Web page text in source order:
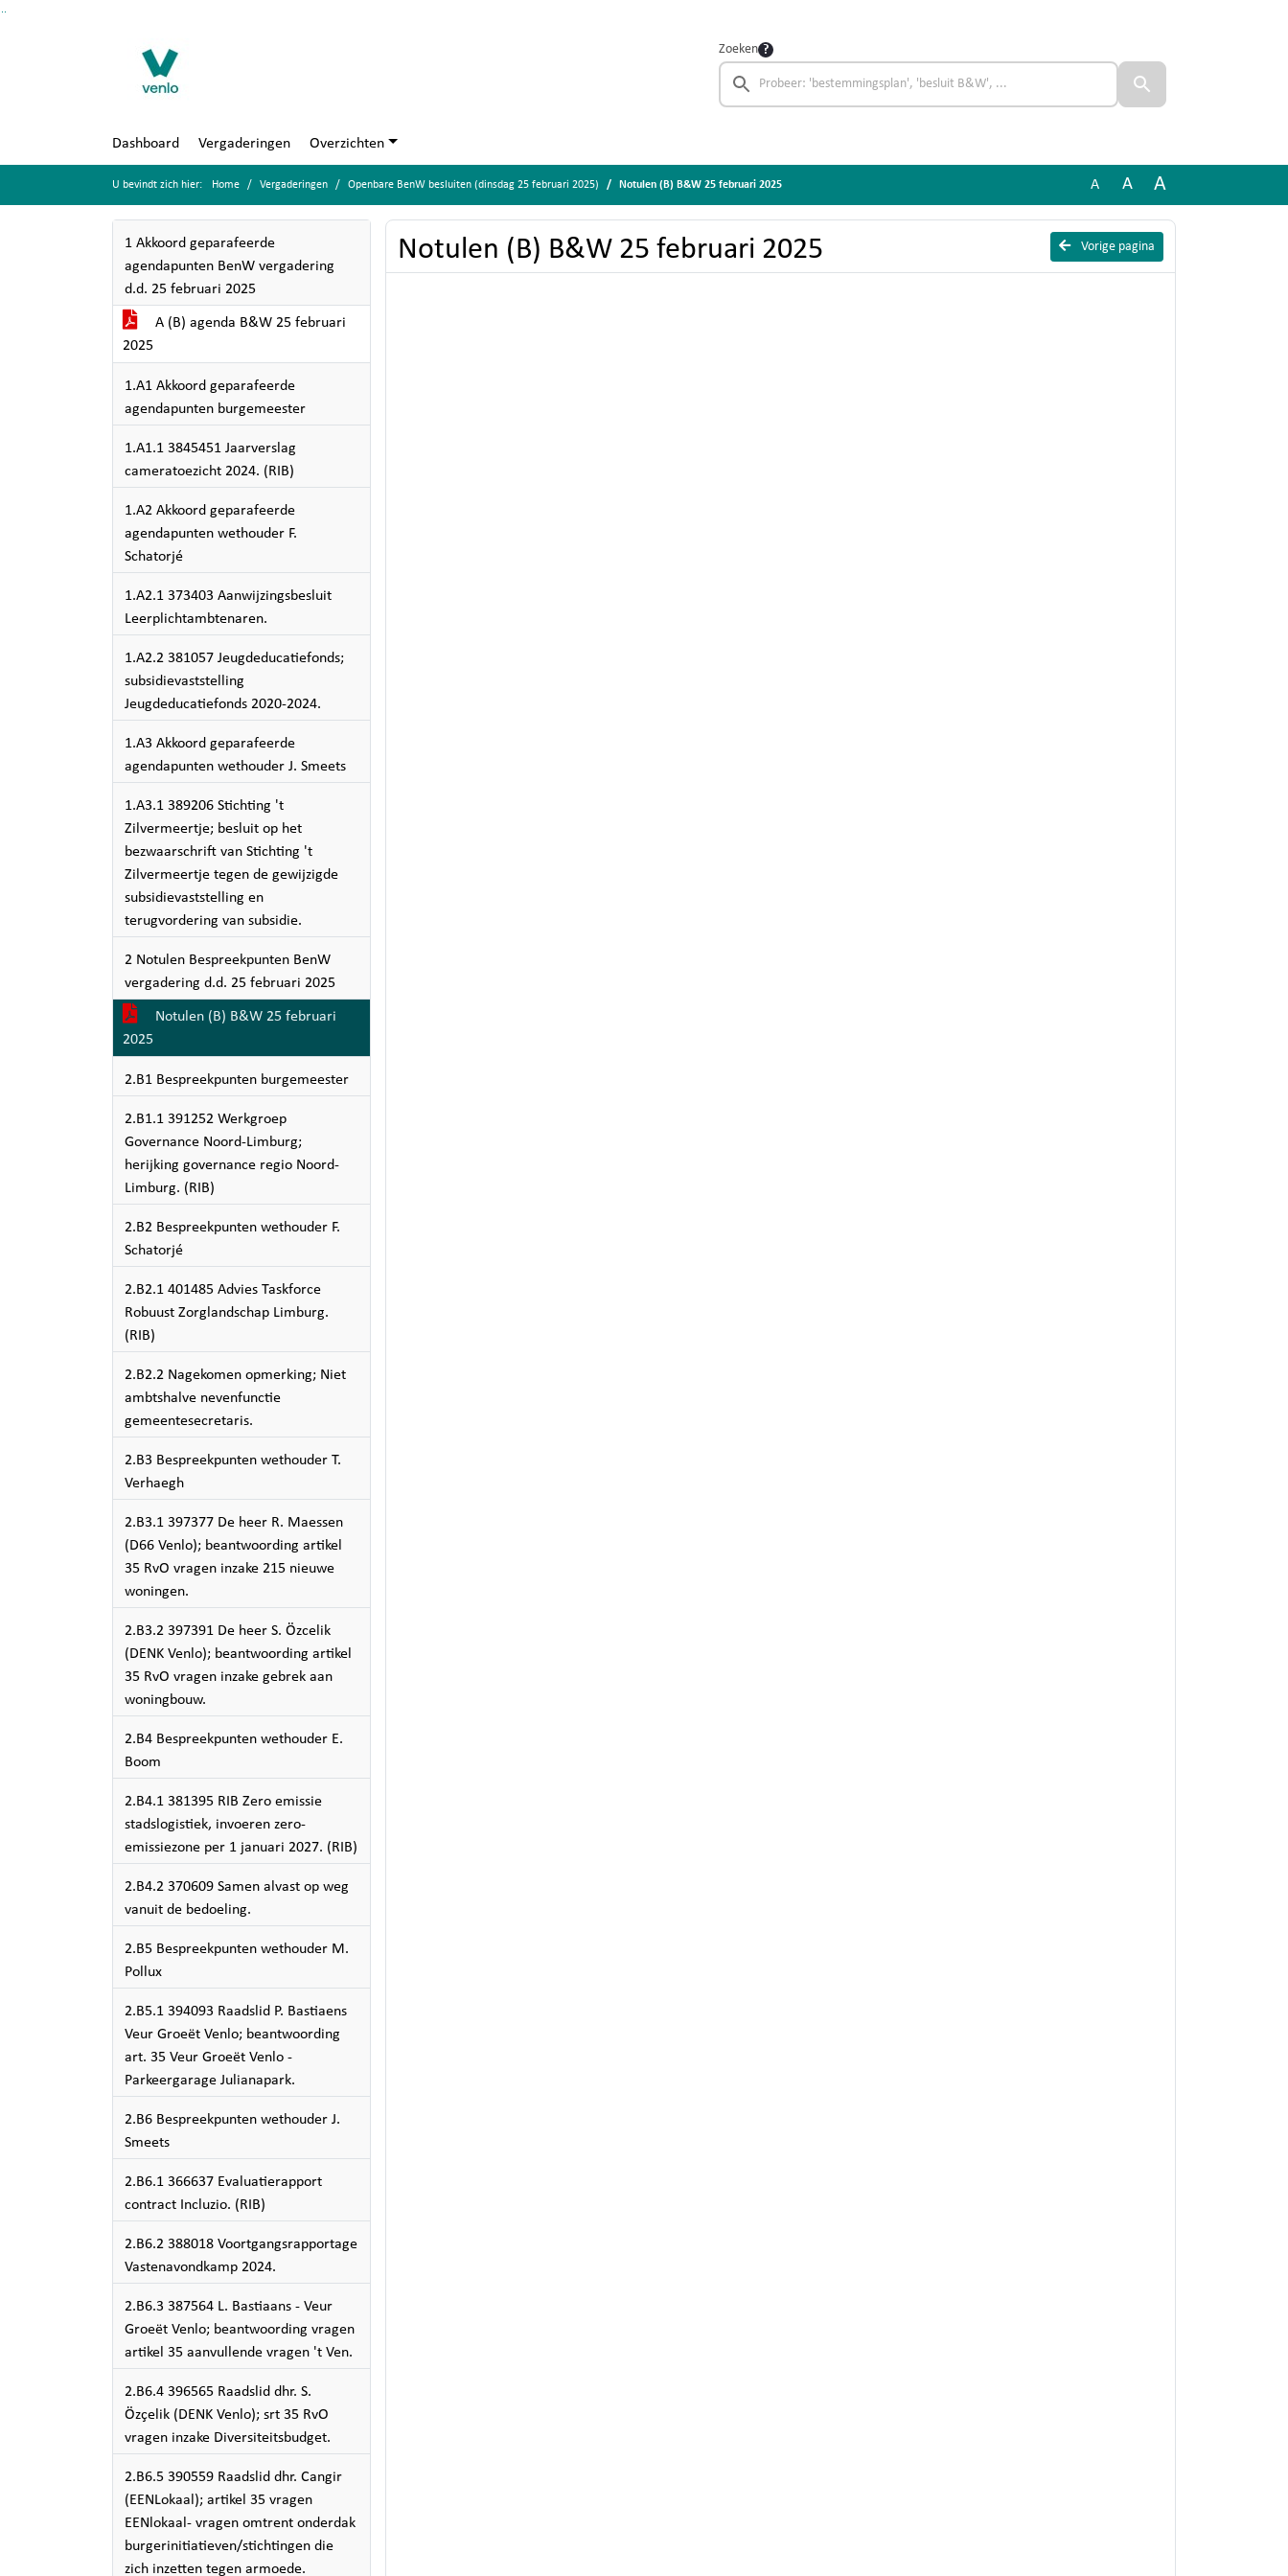
Zoeken
Dashboard Vergaderingen Overzichten
U bevindt zich hier: Home Vergaderingen Openbare BenW besluiten (dinsdag 25 februari 2025) Notulen (B) B&W 25 februari 2025 A A A
1 Akkoord geparafeerde
agendapunten BenW vergadering
d.d. 25 februari 2025
A (B) agenda B&W 25 februari
2025
1.A1 Akkoord geparafeerde
agendapunten burgemeester
1.A1.1 3845451 Jaarverslag
cameratoezicht 2024. (RIB)
1.A2 Akkoord geparafeerde
agendapunten wethouder F.
Schatorjé
1.A2.1 373403 Aanwijzingsbesluit
Leerplichtambtenaren.
1.A2.2 381057 Jeugdeducatiefonds;
subsidievaststelling
Jeugdeducatiefonds 2020-2024.
1.A3 Akkoord geparafeerde
agendapunten wethouder J. Smeets
1.A3.1 389206 Stichting 't
Zilvermeertje; besluit op het
bezwaarschrift van Stichting 't
Zilvermeertje tegen de gewijzigde
subsidievaststelling en
terugvordering van subsidie.
2 Notulen Bespreekpunten BenW
vergadering d.d. 25 februari 2025
Notulen (B) B&W 25 februari
2025
2.B1 Bespreekpunten burgemeester
2.B1.1 391252 Werkgroep
Governance Noord-Limburg;
herijking governance regio Noord-
Limburg. (RIB)
2.B2 Bespreekpunten wethouder F.
Schatorjé
2.B2.1 401485 Advies Taskforce
Robuust Zorglandschap Limburg.
(RIB)
2.B2.2 Nagekomen opmerking; Niet
ambtshalve nevenfunctie
gemeentesecretaris.
2.B3 Bespreekpunten wethouder T.
Verhaegh
2.B3.1 397377 De heer R. Maessen
(D66 Venlo); beantwoording artikel
35 RvO vragen inzake 215 nieuwe
woningen.
2.B3.2 397391 De heer S. Özcelik
(DENK Venlo); beantwoording artikel
35 RvO vragen inzake gebrek aan
woningbouw.
2.B4 Bespreekpunten wethouder E.
Boom
2.B4.1 381395 RIB Zero emissie
stadslogistiek, invoeren zero-
emissiezone per 1 januari 2027. (RIB)
2.B4.2 370609 Samen alvast op weg
vanuit de bedoeling.
2.B5 Bespreekpunten wethouder M.
Pollux
2.B5.1 394093 Raadslid P. Bastiaens
Veur Groeët Venlo; beantwoording
art. 35 Veur Groeët Venlo -
Parkeergarage Julianapark.
2.B6 Bespreekpunten wethouder J.
Smeets
2.B6.1 366637 Evaluatierapport
contract Incluzio. (RIB)
2.B6.2 388018 Voortgangsrapportage
Vastenavondkamp 2024.
2.B6.3 387564 L. Bastiaans - Veur
Groeët Venlo; beantwoording vragen
artikel 35 aanvullende vragen 't Ven.
2.B6.4 396565 Raadslid dhr. S.
Özçelik (DENK Venlo); srt 35 RvO
vragen inzake Diversiteitsbudget.
2.B6.5 390559 Raadslid dhr. Cangir
(EENLokaal); artikel 35 vragen
EENlokaal- vragen omtrent onderdak
burgerinitiatieven/stichtingen die
zich inzetten tegen armoede.
Vorige pagina
Notulen (B) B&W 25 februari 2025